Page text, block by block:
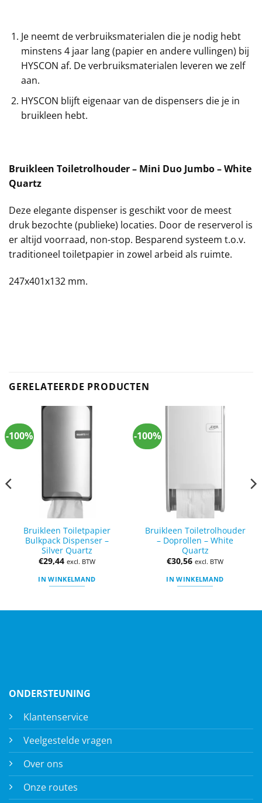
Je neemt de verbruiksmaterialen die je nodig hebt
minstens 4 jaar lang (papier en andere vullingen) bij
HYSCON af. De verbruiksmaterialen leveren we zelf
aan.
HYSCON blijft eigenaar van de dispensers die je in
bruikleen hebt.
Bruikleen Toiletrolhouder – Mini Duo Jumbo – White
Quartz
Deze elegante dispenser is geschikt voor de meest
druk bezochte (publieke) locaties. Door de reserverol is
er altijd voorraad, non-stop. Besparend systeem t.o.v.
traditioneel toiletpapier in zowel arbeid als ruimte.
247x401x132 mm.
GERELATEERDE PRODUCTEN
-100%
Bruikleen Toiletpapier
Bulkpack Dispenser –
Silver Quartz
€29,44 excl. BTW
IN WINKELMAND
-100%
Bruikleen Toiletrolhouder
– Doprollen – White
Quartz
€30,56 excl. BTW
IN WINKELMAND
ONDERSTEUNING
Klantenservice
Veelgestelde vragen
Over ons
Onze routes